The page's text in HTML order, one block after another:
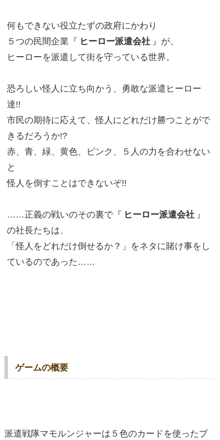
何もできない役立たずの政府にかわり
５つの民間企業『 ヒーロー派遣会社 』が、
ヒーローを派遣して街を守っている世界。
恐ろしい怪人に立ち向かう、勇敢な派遣ヒーロー
達!!
市民の期待に応えて、怪人にどれだけ勝つことがで
きるだろうか!?
赤、青、緑、黄色、ピンク、５人の力を合わせない
と
怪人を倒すことはできないぞ!!
……正義の戦いのその裏で『 ヒーロー派遣会社 』
の社長たちは、
「怪人をどれだけ倒せるか？」をネタに賭け事をし
ているのであった……
ゲームの概要
派遣戦隊マモルンジャーは５色のカードを使ったプ